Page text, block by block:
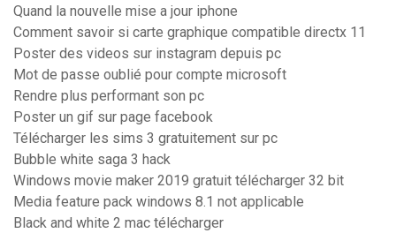
Quand la nouvelle mise a jour iphone
Comment savoir si carte graphique compatible directx 11
Poster des videos sur instagram depuis pc
Mot de passe oublié pour compte microsoft
Rendre plus performant son pc
Poster un gif sur page facebook
Télécharger les sims 3 gratuitement sur pc
Bubble white saga 3 hack
Windows movie maker 2019 gratuit télécharger 32 bit
Media feature pack windows 8.1 not applicable
Black and white 2 mac télécharger